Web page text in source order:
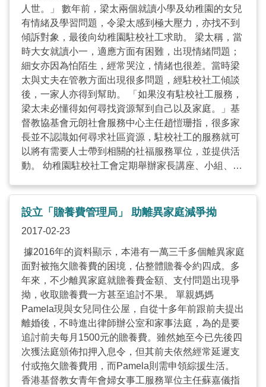
雄以往也經常參與青少年義務工作，今次「自己的字
自己造」，他說希望在退休後的人生下半場，不浪費
時間去吃喝玩樂，而是能貢獻社會。「在這過程裡，
我們不是造字，而是影響社會重新去認識自己的文
化。文字是地方文化的根，你連根都做不好，根基都
做不好，還說什麼呢？」 梁敬文則說，現時很多退休
長者並非目不識丁，相反他們在社會貢獻多年，只是
在目前的退休制度下他們需要退下來。但退下來並不
等如無用，反而他們有空餘時間，可以成為推動香港
發展的動力。香港造字計劃將來會招募更多義工，並
將字庫由現時的四千多個增加至二萬個香港字。 ...
人世。」 數年前，梁太兩個就讀小學及幼稚園的女兒
有情緒及學習問題，令梁太感到極大壓力，亦找不到
傾訴對象，最後向幼稚園駐校社工求助。 梁太稱，當
時大女就讀小一，適應方面有困難，出現情緒問題；
細女亦因為怕陌生，經常哭泣，情緒也很差。當時梁
太與丈夫在管教方面出現很多問題，經駐校社工傾談
後，一家人亦得到幫助。 「如果沒有駐校社工服務，
梁太未必懂得如何尋找資源幫到自己以及家庭。」基
督教協基會元朗社會服務中心主任趙愷珊指，很多家
長並不認識如何尋求社區資源，駐校社工的服務就可
以將有需要人士帶到相關的社福服務單位，並提供活
動。 幼稚園駐校社工會定期舉辦家長講座、小組、親
導下，梁太改善了親子溝通方法，與現時就讀中一的
大女及小學的細女保持親密的溝通及親子關係。 「她
寫，覺得困難。社工就教我要攬一下她們，向她說『
媽咪陪你做 ， 等你快點做完 』，以作鼓勵。」梁太
表示，若用兇惡的語氣，只會令女兒愈來愈驚，不敢
再向他人分享自己的內心世界。 幼稚園駐校社工除了
提供親職教育及輔導服務，社工同時會協助特殊學習
需要 (SEN)的幼童，與老師及家長合作，協助他們在
學校及家庭的成長發展。趙愷珊指，社工會與老師討
論小朋友的狀況，並會入班、觀課，以及提供支援，
亦會向家長了解他在家的情況。接著，在學校會提供
個別訓練，包括言語表達組織訓練，情緒、社交、專
注力訓練。 協基會期望，政府恆常資助全港幼稚園及
設立「贍養費管理局」 助離異家庭減爭拗
2017-02-23
據2016年的資料顯示，本港有一萬三千多個離異家庭
面對被拖欠贍養費的困境，佔整體贍養令約四成。多
年來，不少離異家庭就贍養費金額、支付問題出現爭
拗，收取贍養費一方甚至追討不果。 單親媽媽
Pamela現與女兒同住公屋，自從十多年前跟前夫提出
離婚後，不時進出律師辦公室和家事法庭，為的是要
追討前夫每月1500元的贍養費。雖然她至今已先後四
次獲法庭頒佈扣押入息令，但其前夫依然經常延遲支
付或拖欠贍養費用，而Pamela則需申領綜援生活。
香港基督教女青年會婦女事工服務單位主任蘇嘉儀指